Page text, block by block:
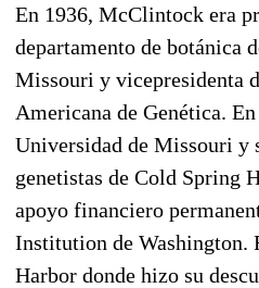
En 1936, McClintock era
departamento de botánica
Missouri y vicepresidenta
Americana de Genética.
Universidad de Missouri y
genetistas de Cold Spring
apoyo financiero
Institution de Washington.
Harbor donde hizo su